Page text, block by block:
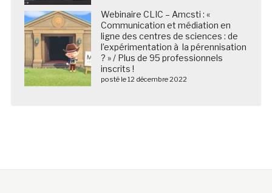
Webinaire CLIC – Amcsti : «
Communication et médiation en
ligne des centres de sciences : de
l’expérimentation à la pérennisation
? » / Plus de 95 professionnels
inscrits !
posté le 12 décembre 2022